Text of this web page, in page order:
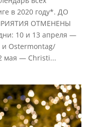
в 2020 году*. ДО
ОТМЕНЕНЫ
10 и 13 апреля —
Ostermontag/
мая — Christi...